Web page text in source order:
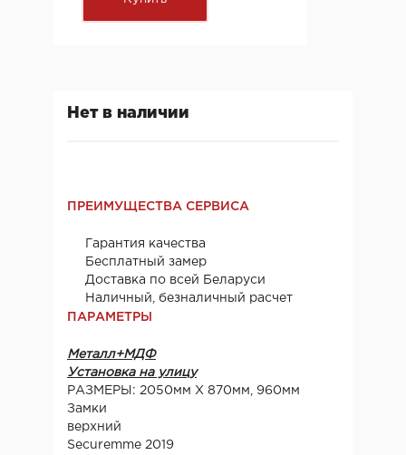
Нет в наличии
ПРЕИМУЩЕСТВА СЕРВИСА
Гарантия качества
Бесплатный замер
Доставка по всей Беларуси
Наличный, безналичный расчет
ПАРАМЕТРЫ
Металл+МДФ
Установка на улицу
РАЗМЕРЫ: 2050мм Х 870мм, 960мм
Замки
верхний
Securemme 2019